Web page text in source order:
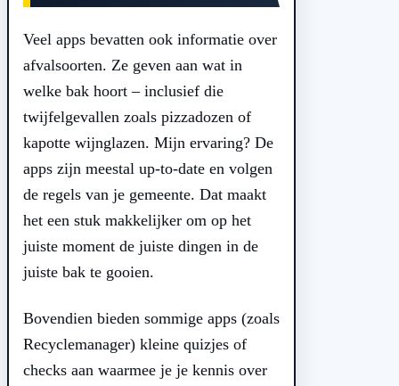
Veel apps bevatten ook informatie over
afvalsoorten. Ze geven aan wat in
welke bak hoort – inclusief die
twijfelgevallen zoals pizzadozen of
kapotte wijnglazen. Mijn ervaring? De
apps zijn meestal up-to-date en volgen
de regels van je gemeente. Dat maakt
het een stuk makkelijker om op het
juiste moment de juiste dingen in de
juiste bak te gooien.
Bovendien bieden sommige apps (zoals
Recyclemanager) kleine quizjes of
checks aan waarmee je je kennis over